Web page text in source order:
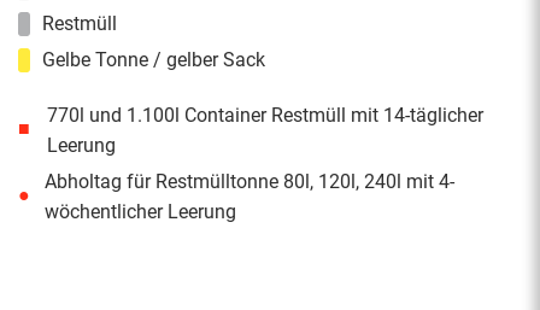
Restmüll
Gelbe Tonne / gelber Sack
■
770l und 1.100l Container Restmüll mit 14-täglicher
Leerung
●
Abholtag für Restmülltonne 80l, 120l, 240l mit 4-
wöchentlicher Leerung